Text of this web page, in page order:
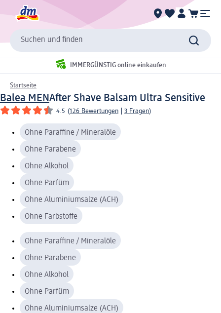
Suchen und finden
IMMERGÜNSTIG online einkaufen
Startseite
Balea MENAfter Shave Balsam Ultra Sensitive
4.5 (126 Bewertungen 3 Fragen)
Ohne Paraffine / Mineralöle
Ohne Parabene
Ohne Alkohol
Ohne Parfüm
Ohne Aluminiumsalze (ACH)
Ohne Farbstoffe
Ohne Paraffine / Mineralöle
Ohne Parabene
Ohne Alkohol
Ohne Parfüm
Ohne Aluminiumsalze (ACH)